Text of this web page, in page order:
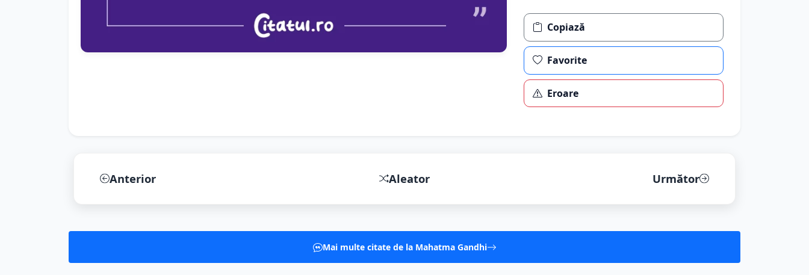
Copiază
Favorite
Eroare
Anterior Aleator Următor
Mai multe citate de la Mahatma Gandhi